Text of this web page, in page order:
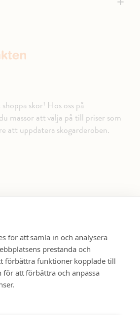
för att samla in och analysera
prestanda och
förbättra funktioner kopplade till
för att förbättra och anpassa
skor! Hos oss på
massor att välja på till priser som
att uppdatera skogarderoben.
MEDIER